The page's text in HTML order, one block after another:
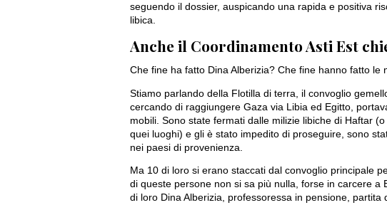
seguendo il dossier, auspicando una rapida e positiva
libica.
Anche il Coordinamento Asti Est
Che fine ha fatto Dina Alberizia? Che fine hanno fatto le
Stiamo parlando della Flotilla di terra, il convoglio
cercando di raggiungere Gaza via Libia ed Egitto,
mobili. Sono state fermati dalle milizie libiche di Haftar
quei luoghi) e gli è stato impedito di proseguire, sono
nei paesi di provenienza.
Ma 10 di loro si erano staccati dal convoglio principale
di queste persone non si sa più nulla, forse in carcere a
di loro Dina Alberizia, professoressa in pensione, partita